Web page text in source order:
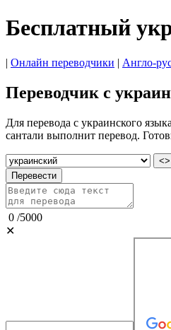
Бесплатный
| Онлайн переводчики | Англо-
Переводчик с
Для перевода с украинского
сантали выполнит перевод.
<>
Перевести
0 /5000
✕